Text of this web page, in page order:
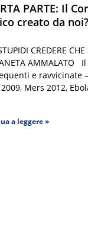
PARTE: Il
creato da noi?
CREDERE
AMMALATO
e ravvicinate
Mers 2012,
a leggere »